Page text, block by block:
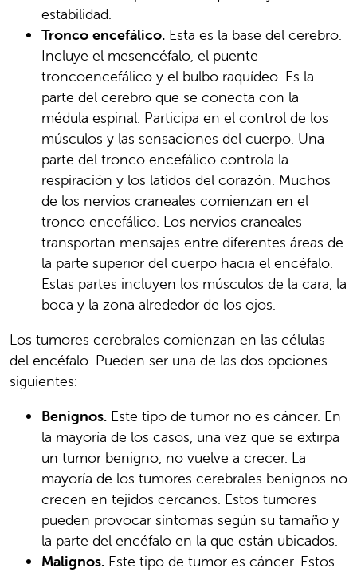
estabilidad.
Tronco encefálico. Esta es la base del cerebro.
Incluye el mesencéfalo, el puente
troncoencefálico y el bulbo raquídeo. Es la
parte del cerebro que se conecta con la
médula espinal. Participa en el control de los
músculos y las sensaciones del cuerpo. Una
parte del tronco encefálico controla la
respiración y los latidos del corazón. Muchos
de los nervios craneales comienzan en el
tronco encefálico. Los nervios craneales
transportan mensajes entre diferentes áreas de
la parte superior del cuerpo hacia el encéfalo.
Estas partes incluyen los músculos de la cara, la
boca y la zona alrededor de los ojos.
Los tumores cerebrales comienzan en las células
del encéfalo. Pueden ser una de las dos opciones
siguientes:
Benignos. Este tipo de tumor no es cáncer. En
la mayoría de los casos, una vez que se extirpa
un tumor benigno, no vuelve a crecer. La
mayoría de los tumores cerebrales benignos no
crecen en tejidos cercanos. Estos tumores
pueden provocar síntomas según su tamaño y
la parte del encéfalo en la que están ubicados.
Malignos. Este tipo de tumor es cáncer. Estos